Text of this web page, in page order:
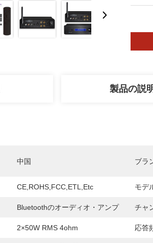
製品の説
中国 ブラ
CE,ROHS,FCC,ETL,etc モデ
Bluetoothのオーディオ・アンプ チャ
2×50W RMS 4ohm 応答